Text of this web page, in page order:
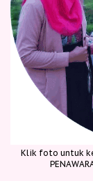
Klik foto untuk